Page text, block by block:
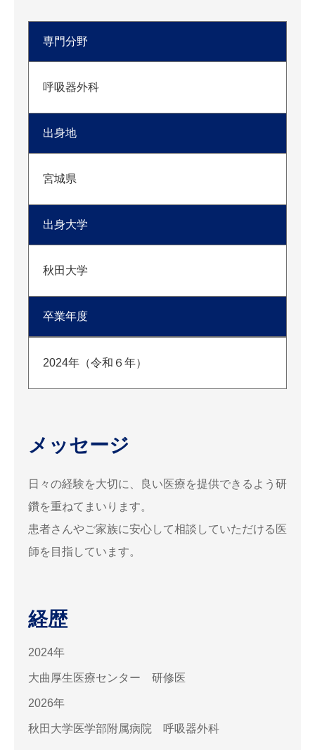
専門分野
呼吸器外科
出身地
宮城県
出身大学
秋田大学
卒業年度
2024年（令和６年）
メッセージ
日々の経験を大切に、良い医療を提供できるよう研
鑽を重ねてまいります。
患者さんやご家族に安心して相談していただける医
師を目指しています。
経歴
2024年
大曲厚生医療センター 研修医
2026年
秋田大学医学部附属病院 呼吸器外科